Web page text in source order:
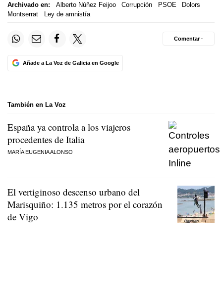
Archivado en: Alberto Núñez Feijoo Corrupción PSOE
Dolors
Montserrat
Ley de amnistía
Añade a La Voz de Galicia en Google
Comentar ·
También en La Voz
España ya controla a los viajeros
procedentes de Italia
MARÍA EUGENIA ALONSO
El vertiginoso descenso urbano del
Marisquiño: 1.135 metros por el corazón
de Vigo